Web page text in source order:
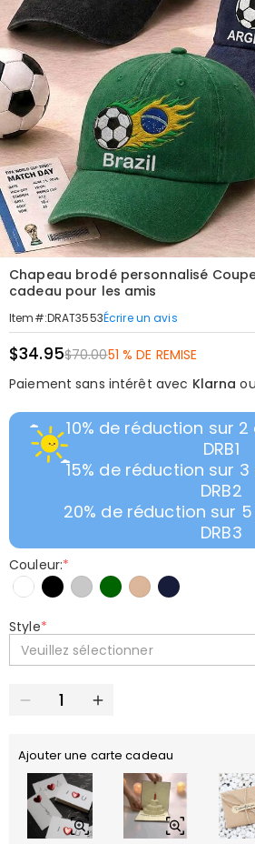
Chapeau brodé personnalisé
cadeau pour les amis
Item#:DRAT3553Écrire un avis
$34.95$70.0051 % DE REMISE
Paiement sans intérêt avec Klarna ou
10% de réduction sur
DRB1
15% de réduction sur
DRB2
20% de réduction sur
DRB3
Couleur:*
Style*
Veuillez sélectionner
Ajouter une carte cadeau